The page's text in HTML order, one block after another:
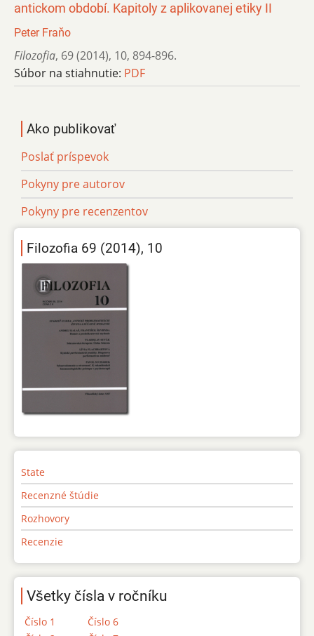
antickom období. Kapitoly z aplikovanej etiky II
Peter Fraňo
Filozofia, 69 (2014), 10, 894-896.
Súbor na stiahnutie: PDF
Ako publikovať
Poslať príspevok
Pokyny pre autorov
Pokyny pre recenzentov
Filozofia 69 (2014), 10
State
Recenzné štúdie
Rozhovory
Recenzie
Všetky čísla v ročníku
Číslo 1
Číslo 6